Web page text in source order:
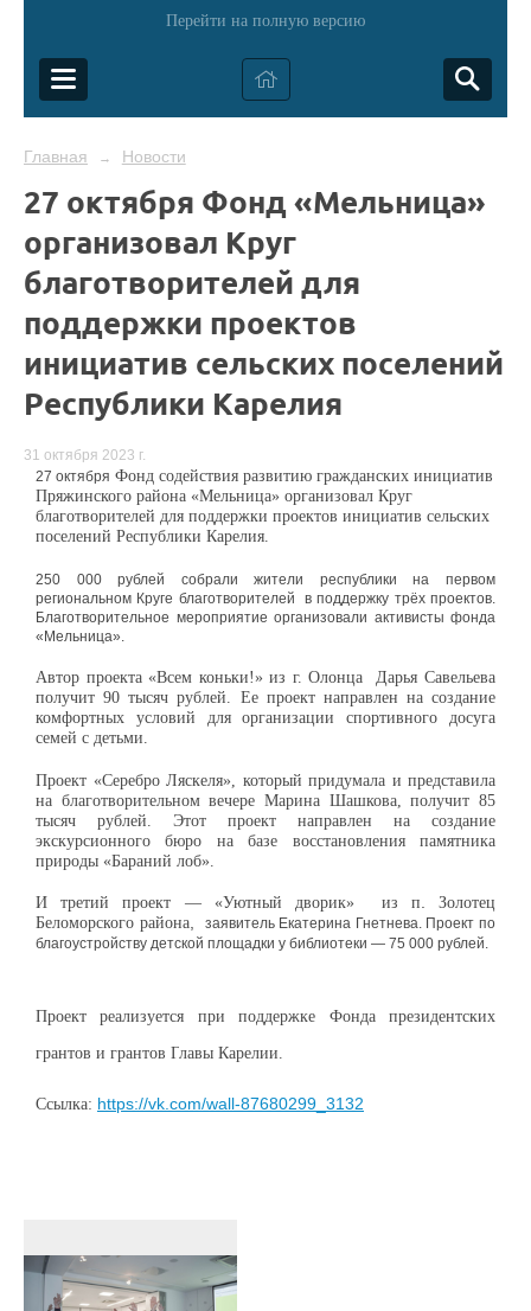
Перейти на полную версию
Главная → Новости
27 октября Фонд «Мельница»
организовал Круг
благотворителей для
поддержки проектов
инициатив сельских поселений
Республики Карелия
31 октября 2023 г.
27 октября Фонд содействия развитию гражданских инициатив
Пряжинского района «Мельница» организовал Круг
благотворителей для поддержки проектов инициатив сельских
поселений Республики Карелия.
250 000 рублей собрали жители республики на первом
региональном Круге благотворителей в поддержку трёх проектов.
Благотворительное мероприятие организовали активисты фонда
«Мельница».
Автор проекта «Всем коньки!» из г. Олонца Дарья Савельева
получит 90 тысяч рублей. Ее проект направлен на создание
комфортных условий для организации спортивного досуга
семей с детьми.
Проект «Серебро Ляскеля», который придумала и представила
на благотворительном вечере Марина Шашкова, получит 85
тысяч рублей. Этот проект направлен на создание
экскурсионного бюро на базе восстановления памятника
природы «Бараний лоб».
И третий проект — «Уютный дворик» из п.Золотец
Беломорского района, заявитель Екатерина Гнетнева. Проект по
благоустройству детской площадки у библиотеки — 75 000 рублей.
Проект реализуется при поддержке Фонда президентских
грантов и грантов Главы Карелии.
Ссылка: https://vk.com/wall-87680299_3132